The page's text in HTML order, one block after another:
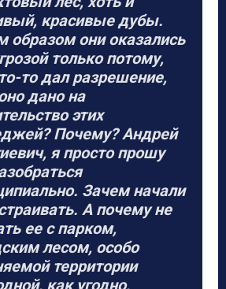
красивые дубы.
образом они оказались
только потому,
то дал разрешение,
дано на
этих
Почему? Андрей
я просто прошу
Зачем начали
А почему не
ее с парком,
лесом, особо
территории